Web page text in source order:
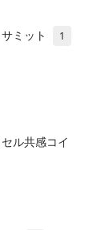
ミット 1
ル共感コイ